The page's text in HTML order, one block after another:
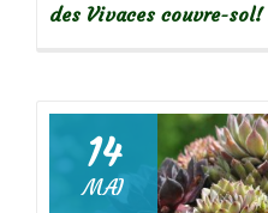
des Vivaces couvre-sol!
14
MAI